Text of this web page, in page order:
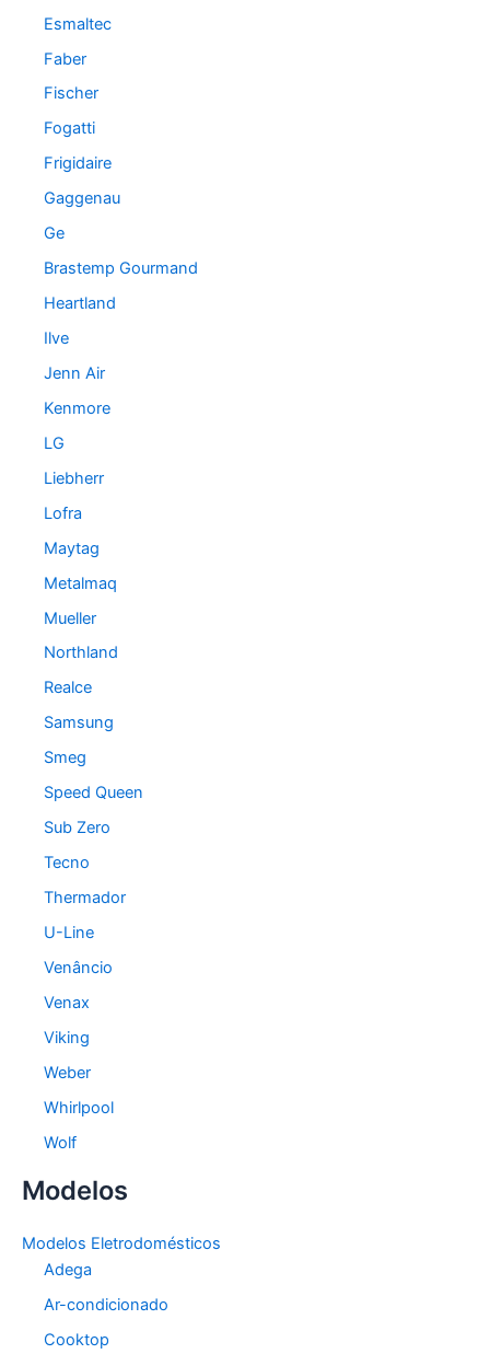
Esmaltec
Faber
Fischer
Fogatti
Frigidaire
Gaggenau
Ge
Brastemp Gourmand
Heartland
Ilve
Jenn Air
Kenmore
LG
Liebherr
Lofra
Maytag
Metalmaq
Mueller
Northland
Realce
Samsung
Smeg
Speed Queen
Sub Zero
Tecno
Thermador
U-Line
Venâncio
Venax
Viking
Weber
Whirlpool
Wolf
Modelos
Modelos Eletrodomésticos
Adega
Ar-condicionado
Cooktop